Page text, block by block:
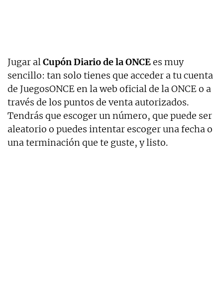
Jugar alCupón Diario de la ONCEes muy
sencillo: tan solo tienes que acceder a tu cuenta
de JuegosONCE en la web oficial de la ONCE o a
través de los puntos de venta autorizados.
Tendrás que escoger un número, que puede ser
aleatorio o puedes intentar escoger una fecha o
una terminación que te guste, y listo.